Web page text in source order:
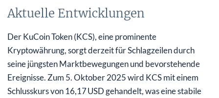
Aktuelle Entwicklungen
Der KuCoin Token (KCS), eine prominente
Kryptowährung, sorgt derzeit für Schlagzeilen durch
seine jüngsten Marktbewegungen und bevorstehende
Ereignisse. Zum 5. Oktober 2025 wird KCS mit einem
Schlusskurs von 16,17 USD gehandelt, was eine stabile